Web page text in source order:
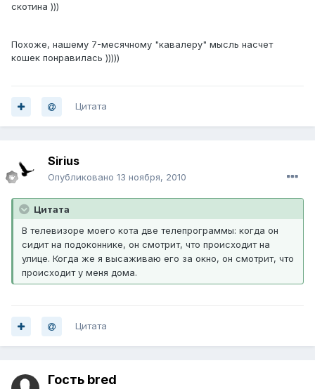
скотина )))
Похоже, нашему 7-месячному "кавалеру" мысль насчет
кошек понравилась )))))
Цитата
Sirius
Опубликовано 13 ноября, 2010
Цитата
В телевизоре моего кота две телепрограммы: когда он
сидит на подоконнике, он смотрит, что происходит на
улице. Когда же я высаживаю его за окно, он смотрит, что
происходит у меня дома.
Цитата
Гость bred